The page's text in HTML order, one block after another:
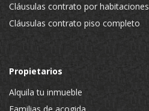
Cláusulas contrato por habitaciones
Cláusulas contrato piso completo
Propietarios
Alquila tu inmueble